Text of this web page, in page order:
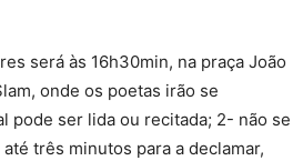
será às 16h30min, na praça João
onde os poetas irão se
pode ser lida ou recitada; 2- não se
três minutos para a declamar,